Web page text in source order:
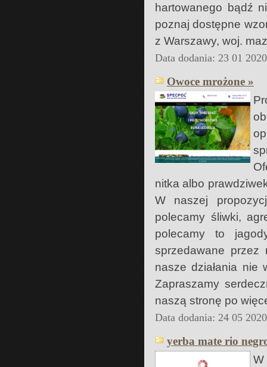
hartowanego bądź
poznaj dostępne
z Warszawy, woj.
Data dodania: 23 01
Owoce mrożone »
nitka albo
W naszej
polecamy śliwki,
polecamy to
sprzedawane
nasze działania nie
Zapraszamy
naszą stronę po
Data dodania: 24 05
yerba mate rio